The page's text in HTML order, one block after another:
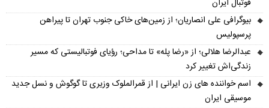
فوتبال ایران
بیوگرافی علی انصاریان؛ از زمین‌های خاکی جنوب تهران تا پیراهن
پرسپولیس
عبدالرضا هلالی؛ از «رضا پله» تا مداحی؛ رؤیای فوتبالیستی که مسیر
زندگی‌اش تغییر کرد
اسم خواننده های زن ایرانی | از قمرالملوک وزیری تا گوگوش و نسل جدید
موسیقی ایران